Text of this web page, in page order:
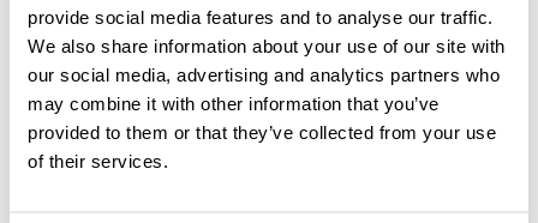
provide social media features and to analyse our traffic.
We also share information about your use of our site with
our social media, advertising and analytics partners who
may combine it with other information that you’ve
provided to them or that they’ve collected from your use
of their services.
KIT DI UTENSILI PER SMUSSARE